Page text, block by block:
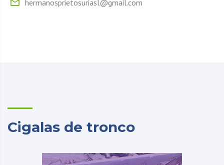
hermanosprietosuriasl@gmail.com
Cigalas de tronco